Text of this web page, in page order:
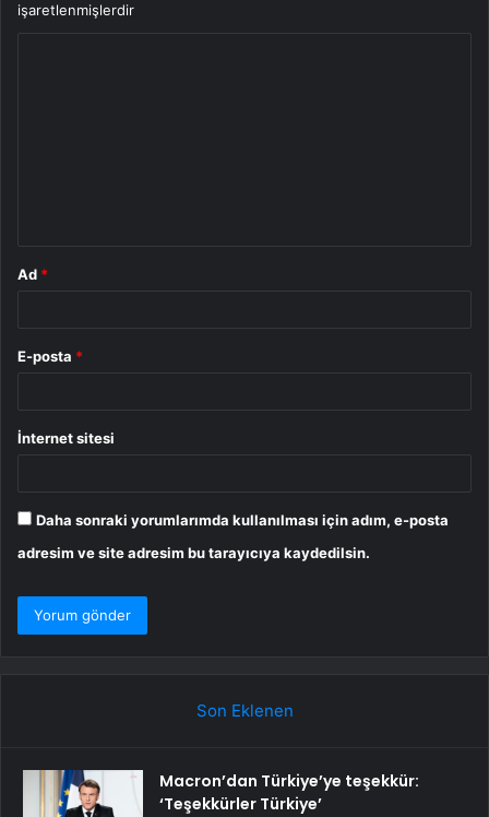
işaretlenmişlerdir
Ad *
E-posta *
İnternet sitesi
Daha sonraki yorumlarımda kullanılması için adım, e-posta
adresim ve site adresim bu tarayıcıya kaydedilsin.
Son Eklenen
Macron’dan Türkiye’ye teşekkür:
‘Teşekkürler Türkiye’